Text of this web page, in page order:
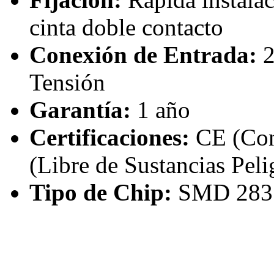
cinta doble contacto
Conexión de Entrada:
Tensión
Garantía: 1 año
Certificaciones: CE
(Libre de Sustancias
Tipo de Chip: SMD